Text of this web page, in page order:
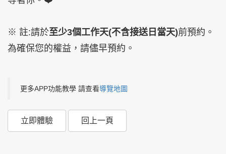
※ 註:請於至少3個工作天(不含接送日當天)前預約。
為確保您的權益，請儘早預約。
更多APP功能教學 請查看導覽地圖
立即體驗 回上一頁